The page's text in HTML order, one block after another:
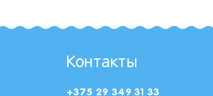
Контакты
+375 29 349 31 33